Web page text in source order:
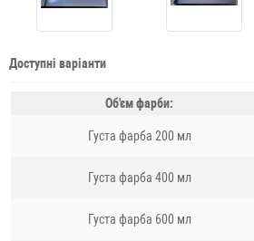
Доступні варіанти
Об'єм фарби:
Густа фарба 200 мл
Густа фарба 400 мл
Густа фарба 600 мл